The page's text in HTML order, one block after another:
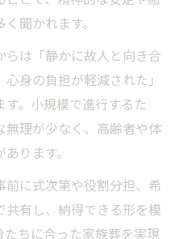
聞かれます。
は「静かに故人と向き合
身の負担が軽減された」
。小規模で進行するた
理が少なく、高齢者や体
ります。
に式次第や役割分担、希
有し、納得できる形を模